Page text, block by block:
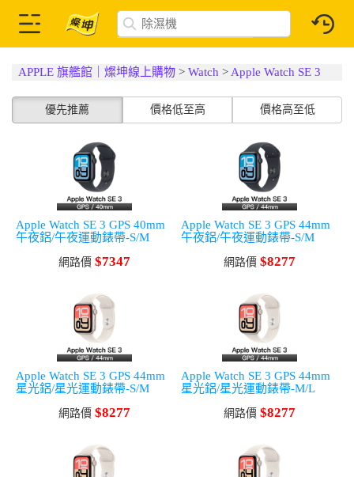
APPLE 旗艦館｜燦坤線上購物 >Watch > Apple Watch SE 3
優先推薦 價格低至高 價格高至低
Apple Watch SE 3 GPS 40mm
午夜鋁/午夜運動錶帶-S/M
網路價 $7347
Apple Watch SE 3 GPS 44mm
午夜鋁/午夜運動錶帶-S/M
網路價 $8277
Apple Watch SE 3 GPS 44mm
星光鋁/星光運動錶帶-S/M
網路價 $8277
Apple Watch SE 3 GPS 44mm
星光鋁/星光運動錶帶-M/L
網路價 $8277